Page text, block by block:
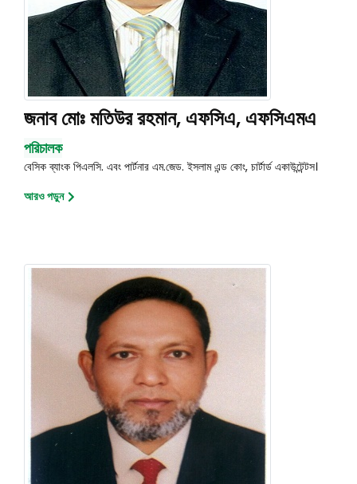
জনাব মোঃ মতিউর রহমান, এফসিএ, এফসিএমএ
পরিচালক
বেসিক ব্যাংক পিএলসি. এবং পার্টনার এম.জেড. ইসলাম এন্ড কোং, চার্টার্ড একাউন্টেন্টস।
আরও পড়ুন